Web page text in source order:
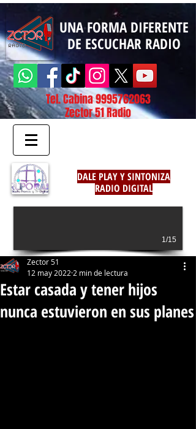
UNA FORMA DIFERENTE
DE ESCUCHAR RADIO
Tel. Cabina9995762063
Zector 51 Radio
DALE PLAY Y SINTONIZA
RADIO DIGITAL
1/15
Estar casada y tener hijos
nunca estuvieron en sus planes
Zector 51
12 may 2022 2 min de lectura